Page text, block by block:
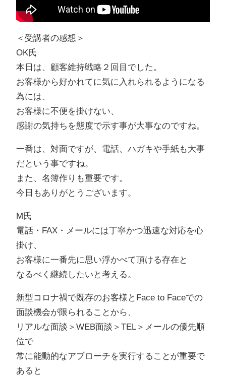
＜受講者の感想＞
OK氏
本日は、顧客維持戦略２回目でした。
お客様から好かれてに気に入れられるようになる
為には、
お客様に不便を掛けない、
感謝の気持ちを態度で示す事が大事なのですね。
一番は、対面ですが、電話、ハガキや手紙も大事
だという事ですね。
また、名簿作りも重要です。
今日もありがとうございます。
M氏
電話・FAX・メールには丁寧かつ迅速な対応を心
掛け、
お客様に一番先に思い浮かべて頂ける存在と
なるべく継続したいと考える。
新型コロナ禍で既存のお客様とFace to Faceでの
面談機会が限られることから、
リアルな面談＞WEB面談＞TEL＞メールの優先順
位で
常に能動的なアプローチを実行することが重要で
あると